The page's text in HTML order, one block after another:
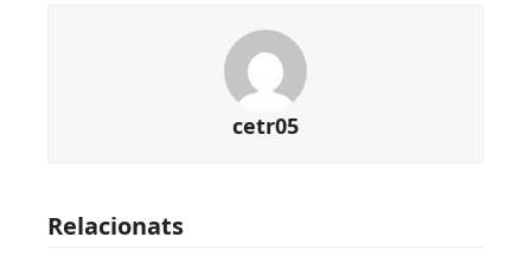
cetr05
Relacionats